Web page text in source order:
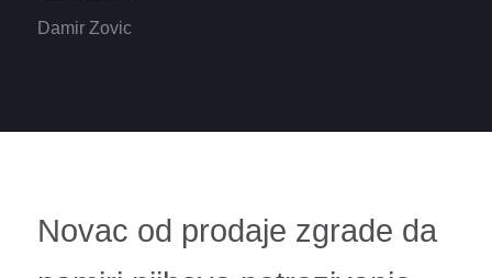
Damir Zovic
Novac od prodaje zgrade da